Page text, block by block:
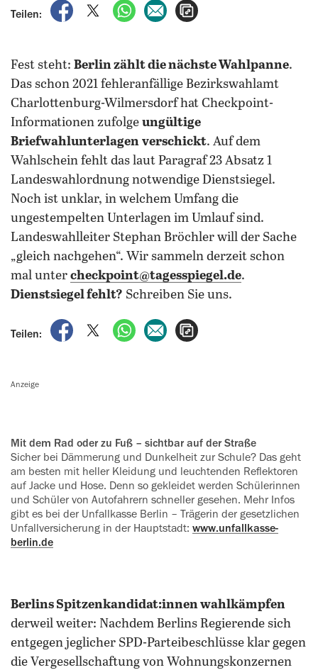
Teilen:
auf Facebook teilen
auf X teilenper WhatsApp teilen
per E-Mail teilen
Fest steht: Berlin zählt die nächste Wahlpanne.
Das schon 2021 fehleranfällige Bezirkswahlamt
Charlottenburg-Wilmersdorf hat Checkpoint-
Informationen zufolge ungültige
Briefwahlunterlagen verschickt. Auf dem
Wahlschein fehlt das laut Paragraf 23 Absatz 1
Landeswahlordnung notwendige Dienstsiegel.
Noch ist unklar, in welchem Umfang die
ungestempelten Unterlagen im Umlauf sind.
Landeswahlleiter Stephan Bröchler will der Sache
„gleich nachgehen“. Wir sammeln derzeit schon
mal unter checkpoint@tagesspiegel.de.
Dienstsiegel fehlt? Schreiben Sie uns.
Teilen:
auf Facebook teilen
auf X teilenper WhatsApp teilen
per E-Mail teilen
Anzeige
Mit dem Rad oder zu Fuß – sichtbar auf der Straße
Sicher bei Dämmerung und Dunkelheit zur Schule? Das geht
am besten mit heller Kleidung und leuchtenden ‍Reflektoren
auf Jacke und Hose. Denn so gekleidet werden Schülerinnen
und Schüler von Autofahrern schneller gesehen. Mehr Infos
gibt es bei der ‍Unfallkasse Berlin – Trägerin der gesetzlichen
Unfallversicherung in der Hauptstadt: www.unfallkasse-
berlin.de
Berlins Spitzenkandidat:innen wahlkämpfen
derweil weiter: Nachdem Berlins Regierende sich
entgegen jeglicher SPD-Parteibeschlüsse klar gegen
die Vergesellschaftung von Wohnungskonzernen